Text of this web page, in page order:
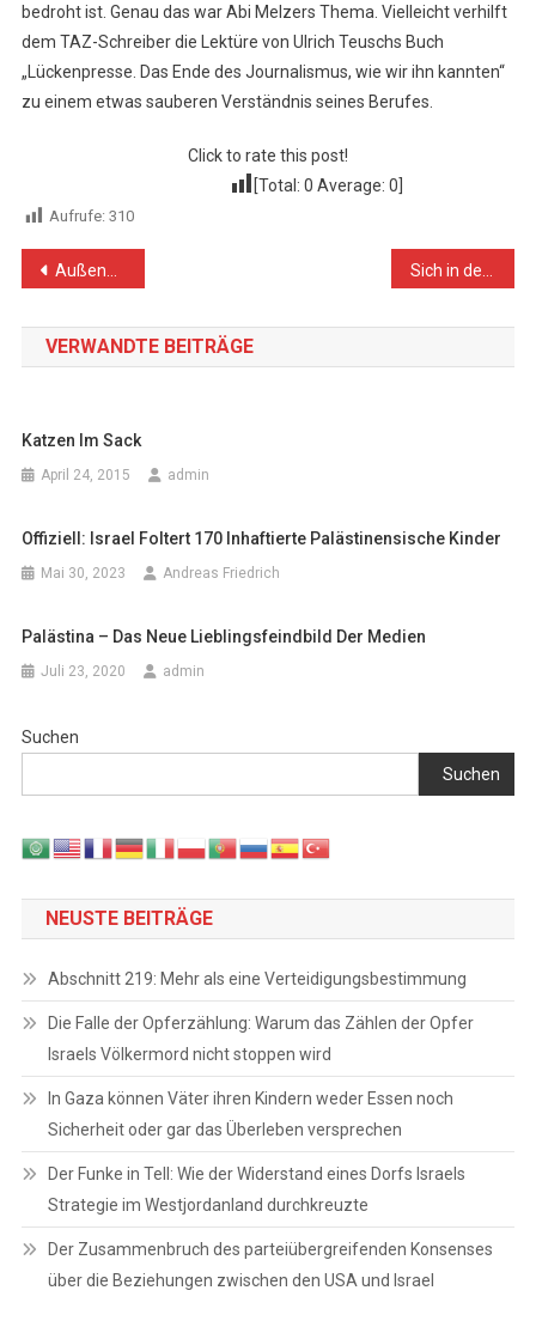
bedroht ist. Genau das war Abi Melzers Thema. Vielleicht verhilft
dem TAZ-Schreiber die Lektüre von Ulrich Teuschs Buch
„Lückenpresse. Das Ende des Journalismus, wie wir ihn kannten“
zu einem etwas sauberen Verständnis seines Berufes.
Click to rate this post!
[Total: 0 Average: 0
Aufrufe: 310
Beitragsnavigation
Außenministerium fordert feste und klare Position zur Siedlungspolitik Israels Sich in der Mitte der Gesellschaft mit Geschichte auseinandersetzen
VERWANDTE BEITRÄGE
Katzen Im Sack
April 24, 2015 admin
Offiziell: Israel Foltert 170 Inhaftierte Palästinensische Kinder
Mai 30, 2023 Andreas Friedrich
Palästina – Das Neue Lieblingsfeindbild Der Medien
Juli 23, 2020 admin
Suchen
Suchen
NEUSTE BEITRÄGE
Abschnitt 219: Mehr als eine Verteidigungsbestimmung
Die Falle der Opferzählung: Warum das Zählen der Opfer
Israels Völkermord nicht stoppen wird
In Gaza können Väter ihren Kindern weder Essen noch
Sicherheit oder gar das Überleben versprechen
Der Funke in Tell: Wie der Widerstand eines Dorfs Israels
Strategie im Westjordanland durchkreuzte
Der Zusammenbruch des parteiübergreifenden Konsenses
über die Beziehungen zwischen den USA und Israel